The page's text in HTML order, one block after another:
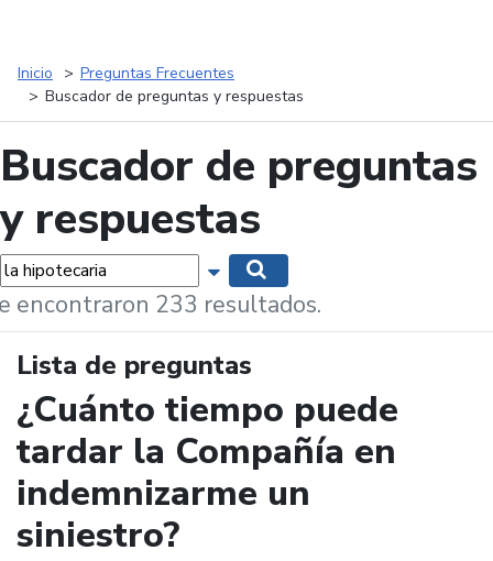
Inicio
Preguntas Frecuentes
Buscador de preguntas y respuestas
Buscador de preguntas
y respuestas
Mostrar opciones de búsqueda
encontraron 233 resultados.
Lista de preguntas
¿Cuánto tiempo puede
tardar la Compañía en
indemnizarme un
siniestro?